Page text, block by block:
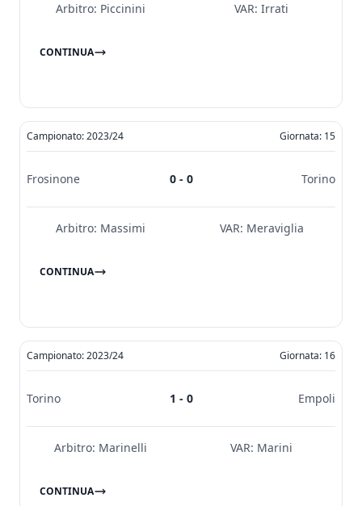
Arbitro: Piccinini VAR: Irrati
CONTINUA
Campionato: 2023/24 Giornata: 15
Frosinone 0 - 0 Torino
Arbitro: Massimi VAR: Meraviglia
CONTINUA
Campionato: 2023/24 Giornata: 16
Torino 1 - 0 Empoli
Arbitro: Marinelli VAR: Marini
CONTINUA